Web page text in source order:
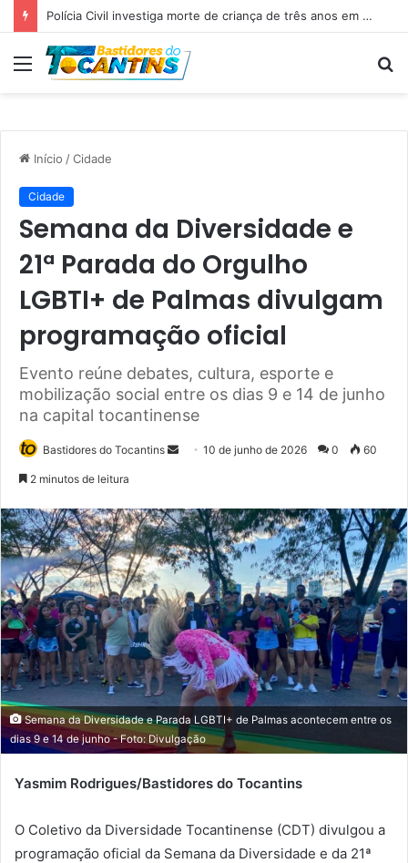
Professora Dorinha lidera disputa pelo Governo do Tocantins com 37,4% das intenções de voto, aponta pesquisa
Menu
Início /Cidade
Cidade
Semana da Diversidade e
21ª Parada do Orgulho
LGBTI+ de Palmas divulgam
programação oficial
Evento reúne debates, cultura, esporte e
mobilização social entre os dias 9 e 14 de junho
na capital tocantinense
Bastidores do Tocantins
d
e
u
e
-
m
a
10 de junho de 2026 0 60
2 minutos de leitura
Semana da Diversidade e Parada LGBTI+ de Palmas acontecem entre os
dias 9 e 14 de junho - Foto: Divulgação
Yasmim Rodrigues/Bastidores do Tocantins
O Coletivo da Diversidade Tocantinense (CDT) divulgou a
programação oficial da Semana da Diversidade e da 21ª